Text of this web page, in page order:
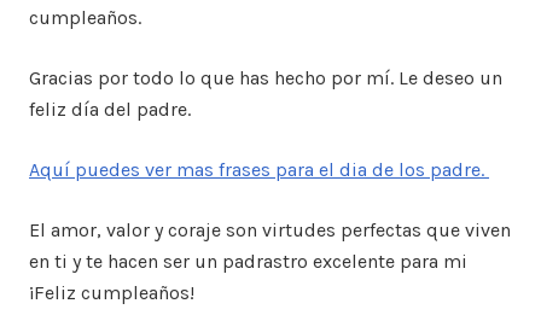
cumpleaños.
Gracias por todo lo que has hecho por mí. Le deseo un
feliz día del padre.
Aquí puedes ver mas frases para el dia de los padre.
El amor, valor y coraje son virtudes perfectas que viven
en ti y te hacen ser un padrastro excelente para mi
¡Feliz cumpleaños!